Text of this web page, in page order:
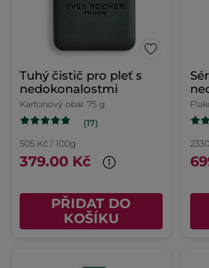
Tuhý čistič pro pleť s
nedokonalostmi
Kartonový obal 75 g
(17)
505 Kč / 100g
379.00 Kč
PŘIDAT DO
KOŠÍKU